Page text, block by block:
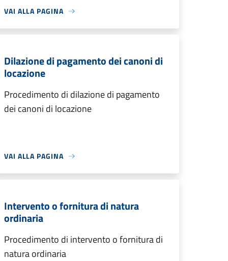
VAI ALLA PAGINA
Dilazione di pagamento dei canoni di
locazione
Procedimento di dilazione di pagamento
dei canoni di locazione
VAI ALLA PAGINA
Intervento o fornitura di natura
ordinaria
Procedimento di intervento o fornitura di
natura ordinaria